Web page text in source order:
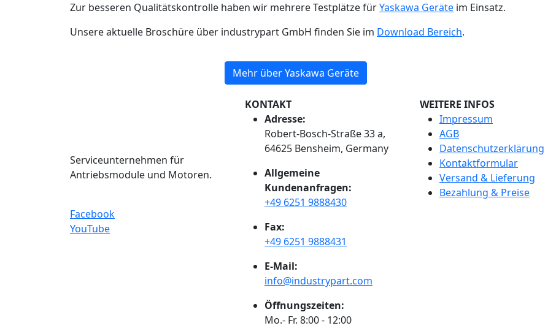
Zur besseren Qualitätskontrolle haben wir mehrere Testplätze fürYaskawa Geräte im Einsatz.
Unsere aktuelle Broschüre über industrypart GmbH finden Sie im Download Bereich.
Mehr über Yaskawa Geräte
Serviceunternehmen für
Antriebsmodule und Motoren.
Facebook
YouTube
KONTAKT
Adresse:
Robert-Bosch-Straße 33 a,
64625 Bensheim, Germany
Allgemeine
Kundenanfragen:
+49 6251 9888430
Fax:
+49 6251 9888431
E-Mail:
info@industrypart.com
Öffnungszeiten:
Mo.- Fr. 8:00 - 12:00
WEITERE INFOS
Impressum
AGB
Datenschutzerklärung
Kontaktformular
Versand & Lieferung
Bezahlung & Preise